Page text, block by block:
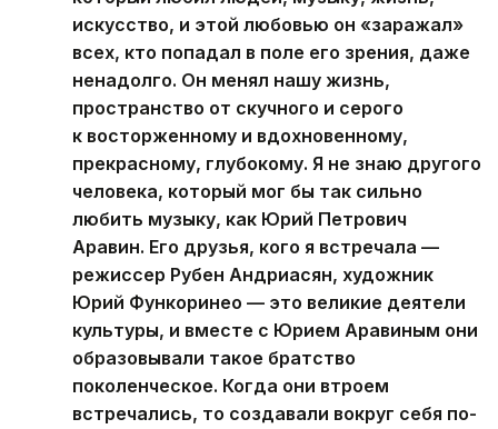
искусство, и этой любовью он «заражал»
всех, кто попадал в поле его зрения, даже
ненадолго. Он менял нашу жизнь,
пространство от скучного и серого
к восторженному и вдохновенному,
прекрасному, глубокому. Я не знаю другого
человека, который мог бы так сильно
любить музыку, как Юрий Петрович
Аравин. Его друзья, кого я встречала —
режиссер Рубен Андриасян, художник
Юрий Функоринео — это великие деятели
культуры, и вместе с Юрием Аравиным они
образовывали такое братство
поколенческое. Когда они втроем
встречались, то создавали вокруг себя по-